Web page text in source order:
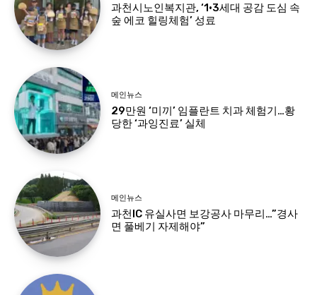
과천시노인복지관, ‘1·3세대 공감 도심 속
숲 에코 힐링체험’ 성료
메인뉴스
29만원 ‘미끼’ 임플란트 치과 체험기…황
당한 ‘과잉진료’ 실체
메인뉴스
과천IC 유실사면 보강공사 마무리…”경사
면 풀베기 자제해야”